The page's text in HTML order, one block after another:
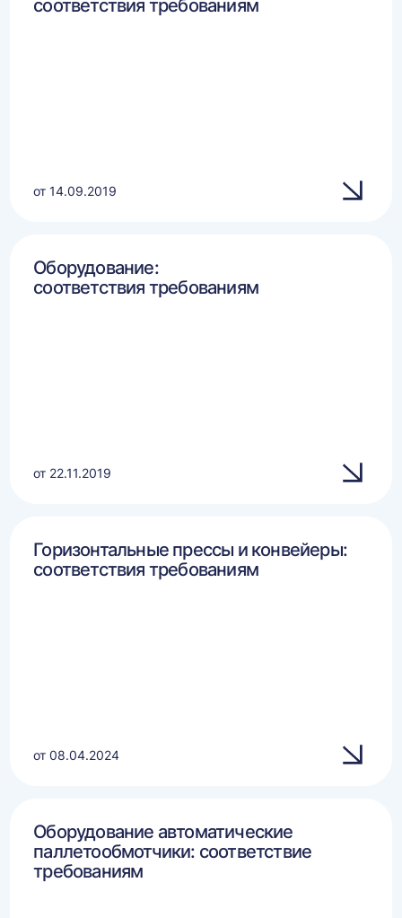
соответствия требованиям
от 14.09.2019
Оборудование:
соответствия требованиям
от 22.11.2019
Горизонтальные прессы и конвейеры:
соответствия требованиям
от 08.04.2024
Оборудование автоматические
паллетообмотчики: соответствие
требованиям